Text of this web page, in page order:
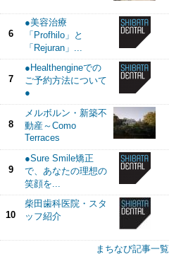
6
●美容治療
「Profhilo」と
「Rejuran」...
7
●Healthengineでの
ご予約方法について
●
8
メルボルン・新築不
動産～Como
Terraces
9
●Sure Smile矯正
で、あなたの理想の
笑顔を...
10
柴田歯科医院・スタ
ッフ紹介
まちなび記事一覧